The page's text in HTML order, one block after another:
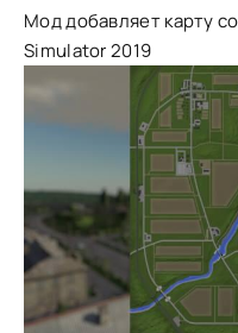
Мод добавляет карту
Simulator 2019